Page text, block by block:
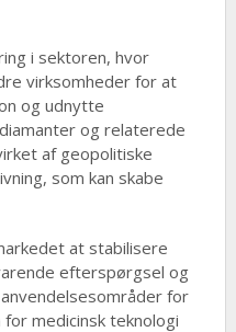
i sektoren, hvor
virksomheder for at
og udnytte
og relaterede
af geopolitiske
som kan skabe
at stabilisere
efterspørgsel og
for
medicinsk teknologi